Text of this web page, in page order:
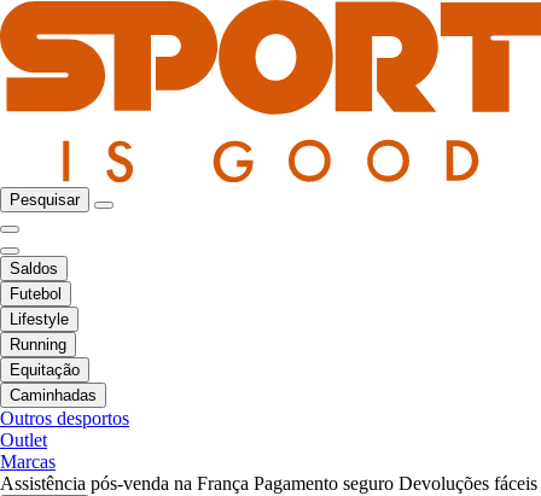
Pesquisar
Saldos
Futebol
Lifestyle
Running
Equitação
Caminhadas
Outros desportos
Outlet
Marcas
Assistência pós-venda na França Pagamento seguro Devoluções fáceis